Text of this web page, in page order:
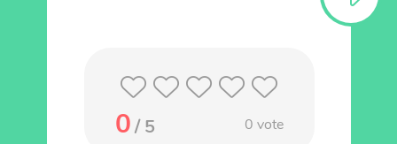
0/ 5 0 vote